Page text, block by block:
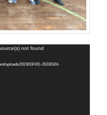
not found
uploads/2023/03/VID-20230324-